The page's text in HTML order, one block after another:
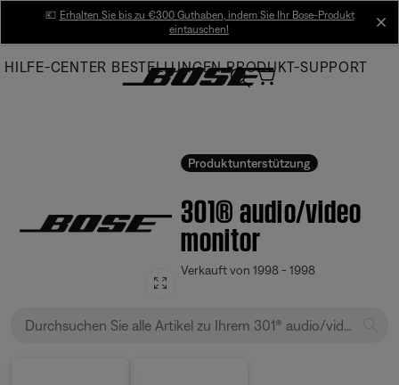
Main
💶 Erhalten Sie bis zu €300 Guthaben, indem Sie Ihr Bose-Produkt
eintauschen!
HILFE-CENTER BESTELLUNGEN PRODUKT-SUPPORT
Produktunterstützung
301® audio/video
monitor
Verkauft von 1998 - 1998